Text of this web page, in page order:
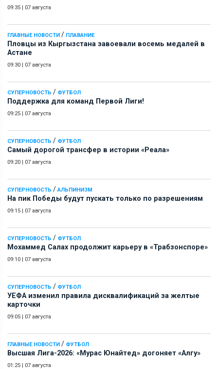
09:35 | 07 августа
ГЛАВНЫЕ НОВОСТИ / ПЛАВАНИЕ
Пловцы из Кыргызстана завоевали восемь медалей в
Астане
09:30 | 07 августа
СУПЕРНОВОСТЬ / ФУТБОЛ
Поддержка для команд Первой Лиги!
09:25 | 07 августа
СУПЕРНОВОСТЬ / ФУТБОЛ
Самый дорогой трансфер в истории «Реала»
09:20 | 07 августа
СУПЕРНОВОСТЬ / АЛЬПИНИЗМ
На пик Победы будут пускать только по разрешениям
09:15 | 07 августа
СУПЕРНОВОСТЬ / ФУТБОЛ
Мохаммед Салах продолжит карьеру в «Трабзонспоре»
09:10 | 07 августа
СУПЕРНОВОСТЬ / ФУТБОЛ
УЕФА изменил правила дисквалификаций за желтые
карточки
09:05 | 07 августа
ГЛАВНЫЕ НОВОСТИ / ФУТБОЛ
Высшая Лига-2026: «Мурас Юнайтед» догоняет «Алгу»
01:25 | 07 августа